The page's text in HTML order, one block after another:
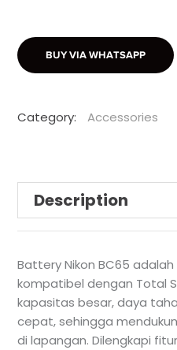
BUY VIA WHATSAPP
Category: Accessories
Description
Battery Nikon BC65
kompatibel dengan Total
kapasitas besar, daya
cepat, sehingga
di lapangan. Dilengkapi